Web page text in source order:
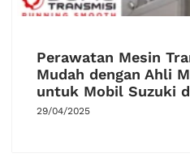
Perawatan Mesin
Mudah dengan Ahli
untuk Mobil Suzuki
29/04/2025